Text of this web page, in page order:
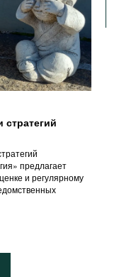
предлагает
и регулярному